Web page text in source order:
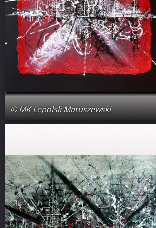
© MK Lepolsk Matuszewski